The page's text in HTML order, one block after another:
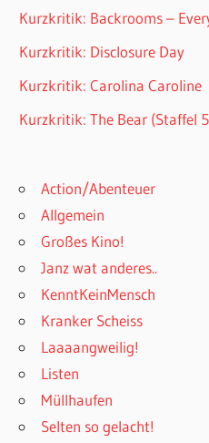
Kurzkritik: Backrooms –
Kurzkritik: Disclosure Day
Kurzkritik: Carolina Caroline
Kurzkritik: The Bear (Staffel
Action/Abenteuer
Allgemein
Großes Kino!
Janz wat anderes..
KenntKeinMensch
Kranker Scheiss
Laaaangweilig!
Listen
Müllhaufen
Selten so gelacht!